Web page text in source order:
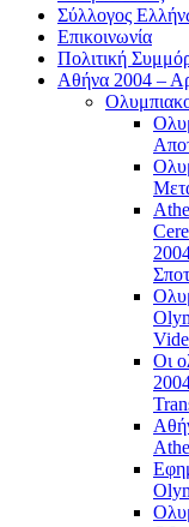
Σύλλογος
Επικοινωνία
Πολιτική
Αθήνα 2004 –
Οι